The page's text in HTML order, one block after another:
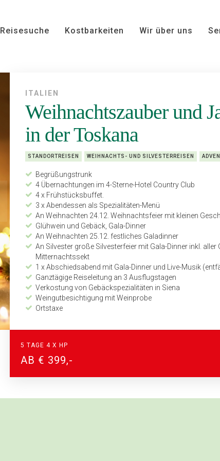
Reisesuche Kostbarkeiten Wir über uns
ITALIEN
Weihnachtszauber und
in der Toskana
STANDORTREISEN WEIHNACHTS- UND SILVESTERREISEN
Begrüßungstrunk
4 Übernachtungen im 4-Sterne-Hotel Country Club
4 x Frühstücksbuffet.
3 x Abendessen als Spezialitäten-Menü
An Weihnachten 24.12. Weihnachtsfeier mit kleinen
Glühwein und Gebäck, Gala-Dinner
An Weihnachten 25.12. festliches Galadinner
An Silvester große Silvesterfeier mit Gala-Dinner inkl. aller
Mitternachtssekt
1 x Abschiedsabend mit Gala-Dinner und Live-Musik
Ganztägige Reiseleitung an 3 Ausflugstagen
Verkostung von Gebäckspezialitäten in Siena
Weingutbesichtigung mit Weinprobe
Ortstaxe
Zeitplan und Kilometerangaben
Audio-System mit Kopfhörern für die Führungen dringend
Getränke zum Abendessen (Bier, Wein, Softgetränke)
5 TAGE 4 X HP
AB € 399,-